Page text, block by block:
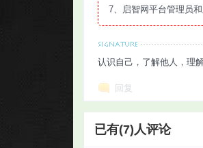
7、启智网平台管理员
认识自己，了解他人，理
回复
已有(7)人评论